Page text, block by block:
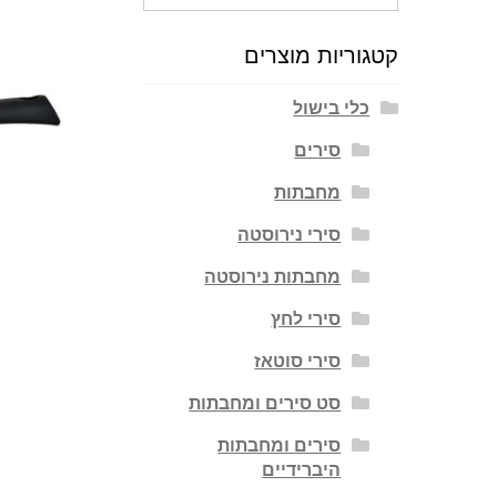
קטגוריות מוצרים
כלי בישול
סירים
מחבתות
סירי נירוסטה
מחבתות נירוסטה
סירי לחץ
סירי סוטאז
סט סירים ומחבתות
סירים ומחבתות
היברידיים